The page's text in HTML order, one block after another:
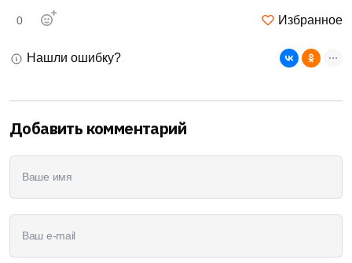
0 Избранное
Нашли ошибку?
Добавить комментарий